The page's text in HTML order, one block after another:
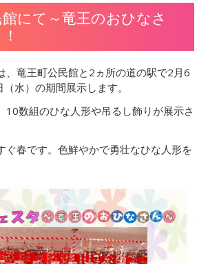
にて～竜王のおひなさ
、竜王町公民館と2ヵ所の道の駅で2月6
水）の期間展示します。
10数組のひな人形や吊るし飾りが展示さ
ぐ春です。色鮮やかで勇壮なひな人形を